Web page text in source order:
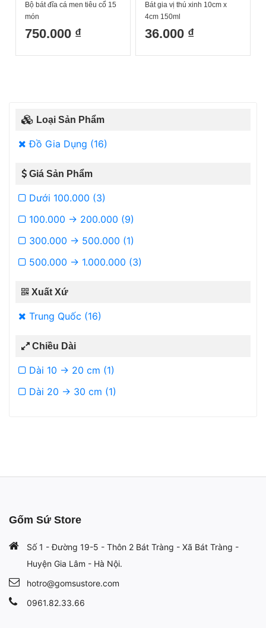
Loại Sản Phẩm
Đồ Gia Dụng (16)
Giá Sản Phẩm
Dưới 100.000 (3)
100.000 -> 200.000 (9)
300.000 -> 500.000 (1)
500.000 -> 1.000.000 (3)
Xuất Xứ
Trung Quốc (16)
Chiều Dài
Dài 10 -> 20 cm (1)
Dài 20 -> 30 cm (1)
Bộ bát đĩa cá men tiêu cổ 15
món
750.000 ₫
Bát gia vị thú xinh 10cm x
4cm 150ml
36.000 ₫
Gốm Sứ Store
Số 1 - Đường 19-5 - Thôn 2 Bát Tràng - Xã Bát Tràng -
Huyện Gia Lâm - Hà Nội.
hotro@gomsustore.com
0961.82.33.66